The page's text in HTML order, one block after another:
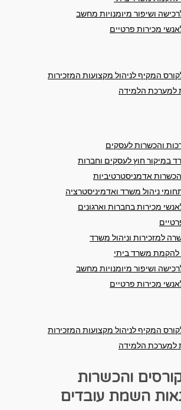
ושיפור מיומנויות מחשב
מכירות פרטיים
המקיף לניהול מקצועות המזכירות
למערכת הלמידה
והכשרות לעסקים
במיקור חוץ לעסקים וחברות
אדמניסטרטיביות
ניהול משרד ואדמיניסטרציה
מכירות בחברות וארגונים
למזכירות וניהול משרד
להקמת משרד ביתי
ושיפור מיומנויות מחשב
מכירות פרטיים
המקיף לניהול מקצועות המזכירות
למערכת הלמידה
והכשרות
השמת עובדים